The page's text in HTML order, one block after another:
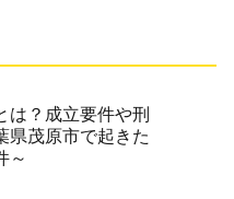
は？成立要件や刑
県茂原市で起きた
～